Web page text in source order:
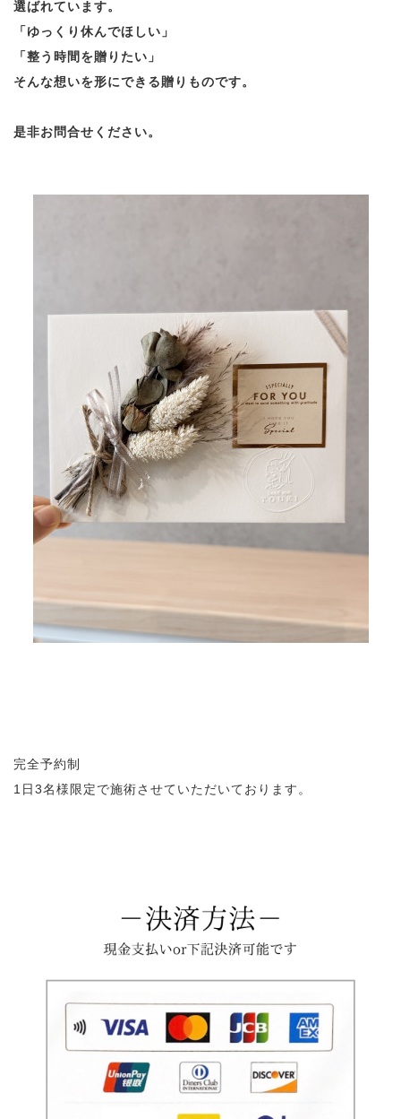
選ばれています。
「ゆっくり休んでほしい」
「整う時間を贈りたい」
そんな想いを形にできる贈りものです。
是非お問合せください。
完全予約制
1日3名様限定で施術させていただいております。